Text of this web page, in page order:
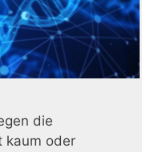
die
kaum oder